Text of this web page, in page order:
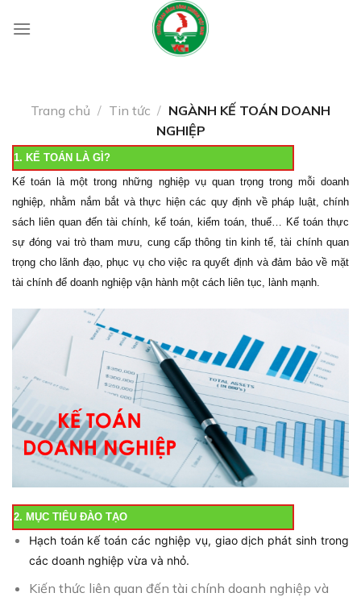
Trang chủ / Tin tức / NGÀNH KẾ TOÁN DOANH
NGHIỆP
1. KẾ TOÁN LÀ GÌ?
Kế toán là một trong những nghiệp vụ quan trọng trong mỗi doanh
nghiệp, nhằm nắm bắt và thực hiện các quy định về pháp luật, chính
sách liên quan đến tài chính, kế toán, kiểm toán, thuế… Kế toán thực
sự đóng vai trò tham mưu, cung cấp thông tin kinh tế, tài chính quan
trọng cho lãnh đạo, phục vụ cho việc ra quyết định và đảm bảo về mặt
tài chính để doanh nghiệp vận hành một cách liên tục, lành mạnh.
2. MỤC TIÊU ĐÀO TẠO
Hạch toán kế toán các nghiệp vụ, giao dịch phát sinh trong
các doanh nghiệp vừa và nhỏ.
Kiến thức liên quan đến tài chính doanh nghiệp và